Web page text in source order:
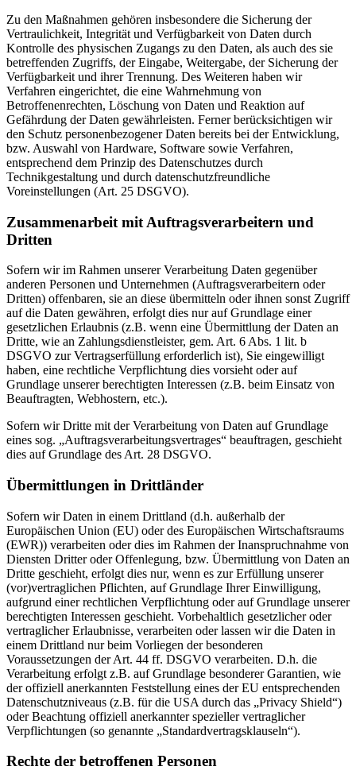
Zu den Maßnahmen gehören insbesondere die Sicherung der
Vertraulichkeit, Integrität und Verfügbarkeit von Daten durch
Kontrolle des physischen Zugangs zu den Daten, als auch des sie
betreffenden Zugriffs, der Eingabe, Weitergabe, der Sicherung der
Verfügbarkeit und ihrer Trennung. Des Weiteren haben wir
Verfahren eingerichtet, die eine Wahrnehmung von
Betroffenenrechten, Löschung von Daten und Reaktion auf
Gefährdung der Daten gewährleisten. Ferner berücksichtigen wir
den Schutz personenbezogener Daten bereits bei der Entwicklung,
bzw. Auswahl von Hardware, Software sowie Verfahren,
entsprechend dem Prinzip des Datenschutzes durch
Technikgestaltung und durch datenschutzfreundliche
Voreinstellungen (Art. 25 DSGVO).
Zusammenarbeit mit Auftragsverarbeitern und
Dritten
Sofern wir im Rahmen unserer Verarbeitung Daten gegenüber
anderen Personen und Unternehmen (Auftragsverarbeitern oder
Dritten) offenbaren, sie an diese übermitteln oder ihnen sonst Zugriff
auf die Daten gewähren, erfolgt dies nur auf Grundlage einer
gesetzlichen Erlaubnis (z.B. wenn eine Übermittlung der Daten an
Dritte, wie an Zahlungsdienstleister, gem. Art. 6 Abs. 1 lit. b
DSGVO zur Vertragserfüllung erforderlich ist), Sie eingewilligt
haben, eine rechtliche Verpflichtung dies vorsieht oder auf
Grundlage unserer berechtigten Interessen (z.B. beim Einsatz von
Beauftragten, Webhostern, etc.).
Sofern wir Dritte mit der Verarbeitung von Daten auf Grundlage
eines sog. „Auftragsverarbeitungsvertrages“ beauftragen, geschieht
dies auf Grundlage des Art. 28 DSGVO.
Übermittlungen in Drittländer
Sofern wir Daten in einem Drittland (d.h. außerhalb der
Europäischen Union (EU) oder des Europäischen Wirtschaftsraums
(EWR)) verarbeiten oder dies im Rahmen der Inanspruchnahme von
Diensten Dritter oder Offenlegung, bzw. Übermittlung von Daten an
Dritte geschieht, erfolgt dies nur, wenn es zur Erfüllung unserer
(vor)vertraglichen Pflichten, auf Grundlage Ihrer Einwilligung,
aufgrund einer rechtlichen Verpflichtung oder auf Grundlage unserer
berechtigten Interessen geschieht. Vorbehaltlich gesetzlicher oder
vertraglicher Erlaubnisse, verarbeiten oder lassen wir die Daten in
einem Drittland nur beim Vorliegen der besonderen
Voraussetzungen der Art. 44 ff. DSGVO verarbeiten. D.h. die
Verarbeitung erfolgt z.B. auf Grundlage besonderer Garantien, wie
der offiziell anerkannten Feststellung eines der EU entsprechenden
Datenschutzniveaus (z.B. für die USA durch das „Privacy Shield“)
oder Beachtung offiziell anerkannter spezieller vertraglicher
Verpflichtungen (so genannte „Standardvertragsklauseln“).
Rechte der betroffenen Personen